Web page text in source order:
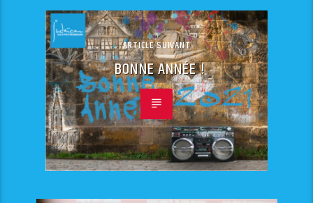
ARTICLE SUIVANT
BONNE ANNÉE !